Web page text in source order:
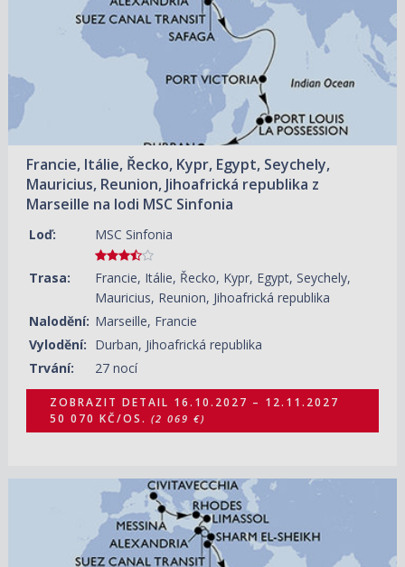
Francie, Itálie, Řecko, Kypr, Egypt, Seychely,
Mauricius, Reunion, Jihoafrická republika z
Marseille na lodi MSC Sinfonia
Loď: MSC Sinfonia
Trasa:
Francie, Itálie, Řecko, Kypr, Egypt, Seychely,
Mauricius, Reunion, Jihoafrická republika
Nalodění: Marseille, Francie
Vylodění: Durban, Jihoafrická republika
Trvání:
27 nocí
ZOBRAZIT DETAIL 16.10.2027 – 12.11.2027
50 070 KČ/OS. (2 069 €)
ZOBRAZIT DETAIL
18.10.2027 – 12.11.2027
46 440 KČ/OS.
(1 919 €)